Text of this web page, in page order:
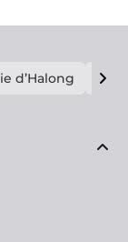
d’Halong E